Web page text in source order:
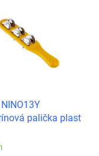
palička plast